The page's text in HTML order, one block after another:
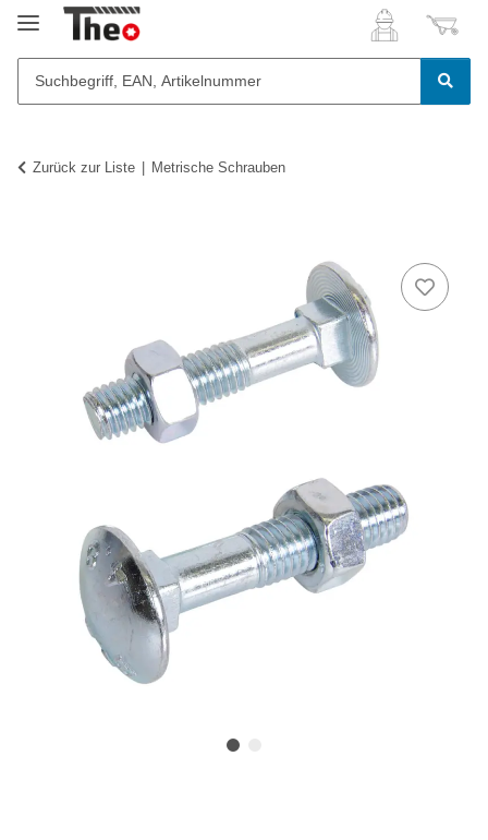
Zurück zur Liste Metrische Schrauben